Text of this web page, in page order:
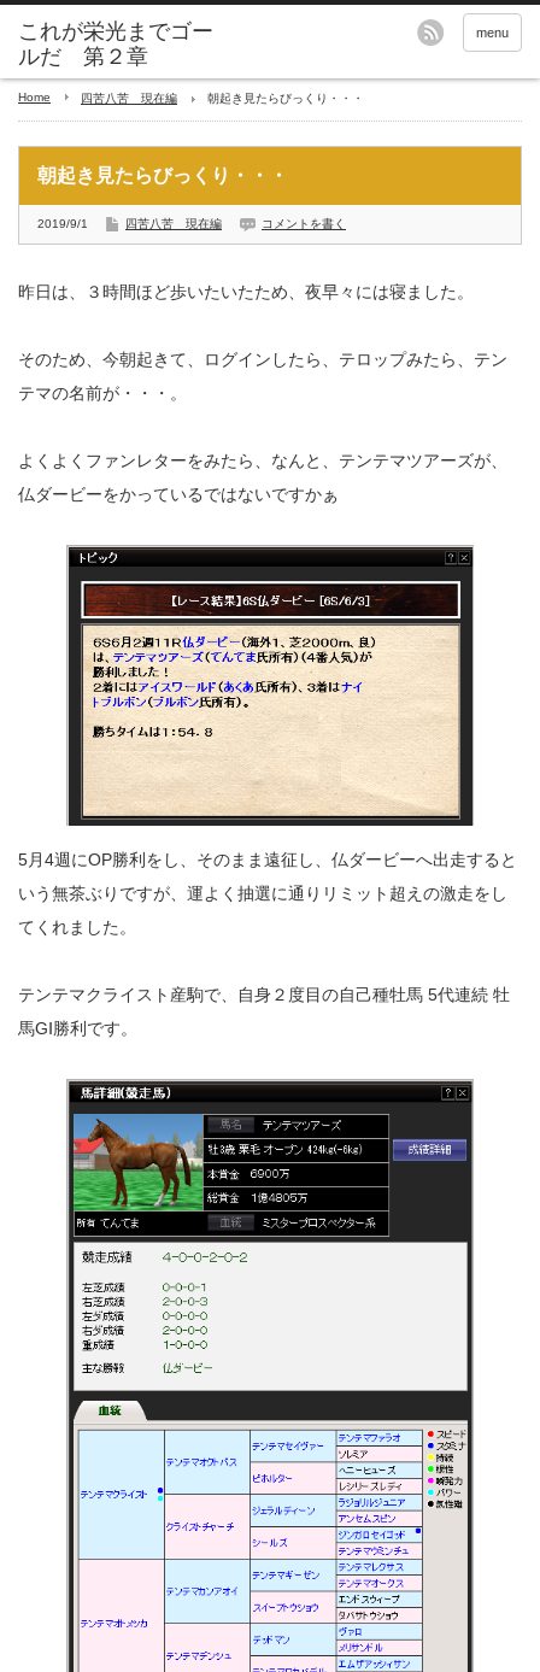
これが栄光までゴー
ルだ 第２章
menu
Home 四苦八苦 現在編 朝起き見たらびっくり・・・
朝起き見たらびっくり・・・
2019/9/1 四苦八苦 現在編 コメントを書く
昨日は、３時間ほど歩いたいたため、夜早々には寝ました。
そのため、今朝起きて、ログインしたら、テロップみたら、テン
テマの名前が・・・。
よくよくファンレターをみたら、なんと、テンテマツアーズが、
仏ダービーをかっているではないですかぁ
5月4週にOP勝利をし、そのまま遠征し、仏ダービーへ出走すると
いう無茶ぶりですが、運よく抽選に通りリミット超えの激走をし
てくれました。
テンテマクライスト産駒で、自身２度目の自己種牡馬 5代連続 牡
馬GⅠ勝利です。